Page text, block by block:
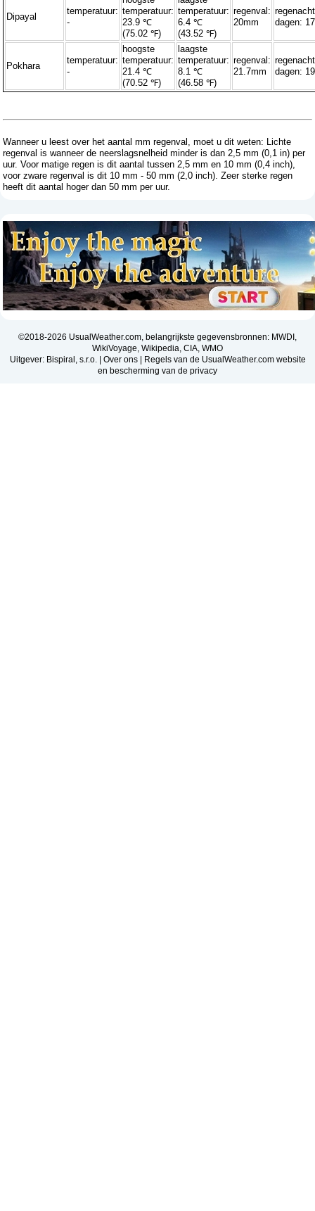
Dipayal
temperatuur:
-
temperatuur:
23.9 ℃
(75.02 ℉)
temperatuur:
6.4 ℃
(43.52 ℉)
regenval:
20mm
dagen:
Pokhara
temperatuur:
-
hoogste
temperatuur:
21.4 ℃
(70.52 ℉)
laagste
temperatuur:
8.1 ℃
(46.58 ℉)
regenval:
21.7mm
dagen:
Wanneer u leest over het aantal mm regenval, moet u dit weten: Lichte
regenval is wanneer de neerslagsnelheid minder is dan 2,5 mm (0,1 in) per
uur. Voor matige regen is dit aantal tussen 2,5 mm en 10 mm (0,4 inch),
voor zware regenval is dit 10 mm - 50 mm (2,0 inch). Zeer sterke regen
heeft dit aantal hoger dan 50 mm per uur.
©2018-2026 UsualWeather.com, belangrijkste gegevensbronnen: MWDI,
WikiVoyage, Wikipedia, CIA, WMO
Uitgever: Bispiral, s.r.o. | Over ons| Regels van de UsualWeather.com website
en bescherming van de privacy